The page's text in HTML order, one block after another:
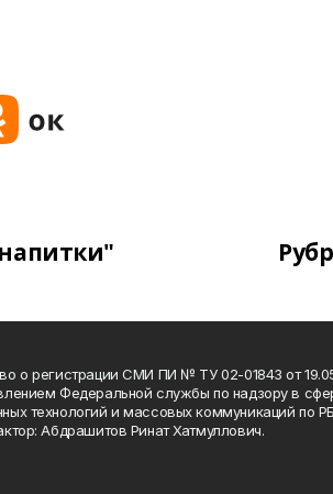
о регистрации СМИ ПИ № ТУ 02-01843 от
Федеральной службы по надзору в
технологий и массовых коммуникаций по
Абдрашитов Ринат Хатмуллович.